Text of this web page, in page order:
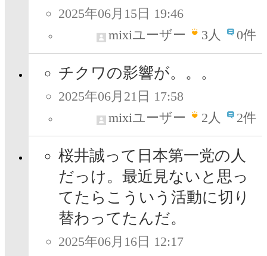
2025年06月15日 19:46
mixiユーザー
3人 0件
チクワの影響が。。。
2025年06月21日 17:58
mixiユーザー
2人 2件
桜井誠って日本第一党の人
だっけ。最近見ないと思っ
てたらこういう活動に切り
替わってたんだ。
2025年06月16日 12:17